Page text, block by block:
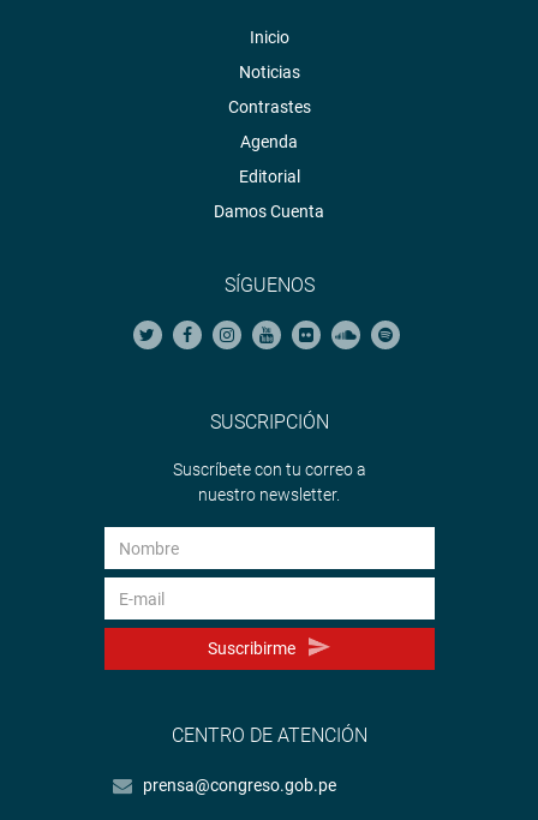
Inicio
Noticias
Contrastes
Agenda
Editorial
Damos Cuenta
SÍGUENOS
SUSCRIPCIÓN
Suscríbete con tu correo a
nuestro newsletter.
Suscribirme
CENTRO DE ATENCIÓN
prensa@congreso.gob.pe